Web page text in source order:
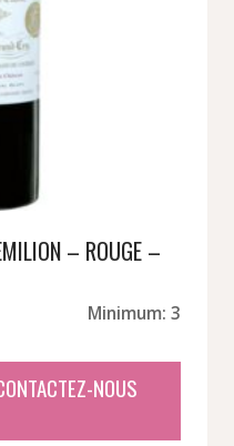
– ROUGE –
Minimum: 3
NOUS